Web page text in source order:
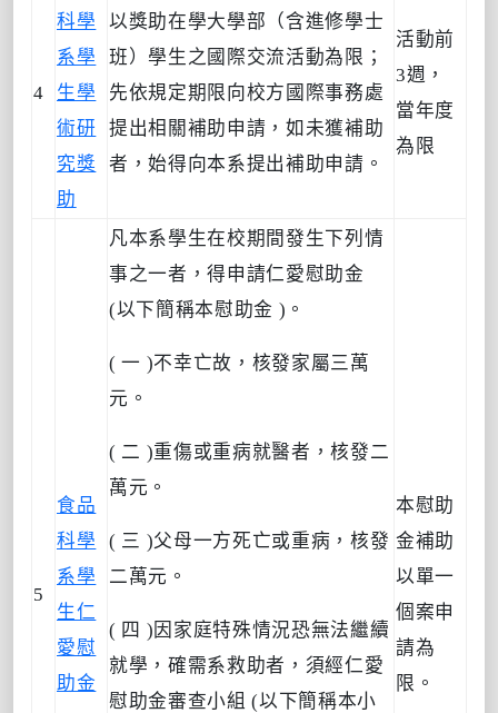
4
科學
系學
生學
術研
究獎
助
以獎助在學大學部（含進修學士
班）學生之國際交流活動為限；
先依規定期限向校方國際事務處
提出相關補助申請，如未獲補助
者，始得向本系提出補助申請。
活動前
3週，
當年度
為限
5
食品
科學
系學
生仁
愛慰
助金
凡本系學生在校期間發生下列情
事之一者，得申請仁愛慰助金
(以下簡稱本慰助金 )。
( 一 )不幸亡故，核發家屬三萬
元。
( 二 )重傷或重病就醫者，核發二
萬元。
( 三 )父母一方死亡或重病，核發
二萬元。
( 四 )因家庭特殊情況恐無法繼續
就學，確需系救助者，須經仁愛
慰助金審查小組 (以下簡稱本小
本慰助
金補助
以單一
個案申
請為
限。